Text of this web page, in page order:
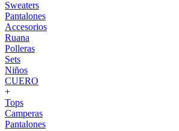
Sweaters
Pantalones
Accesorios
Ruana
Polleras
Sets
Niños
CUERO
+
Tops
Camperas
Pantalones